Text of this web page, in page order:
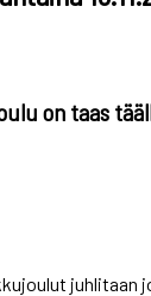
on taas
juhlitaan